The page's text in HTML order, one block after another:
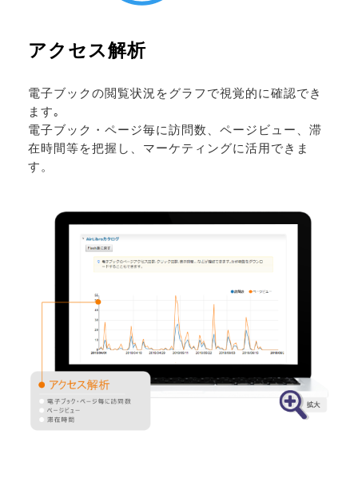
アクセス解析
電子ブックの閲覧状況をグラフで視覚的に確認でき
ます｡
電子ブック・ページ毎に訪問数、ページビュー、滞
在時間等を把握し、マーケティングに活用できま
す。